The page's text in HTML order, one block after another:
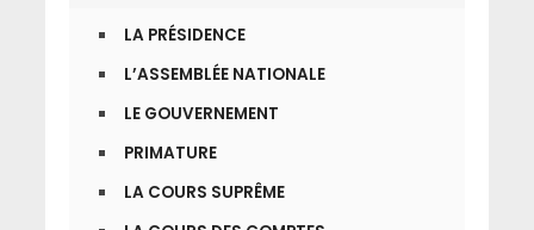
LA PRÉSIDENCE
L’ASSEMBLÉE NATIONALE
LE GOUVERNEMENT
PRIMATURE
LA COURS SUPRÊME